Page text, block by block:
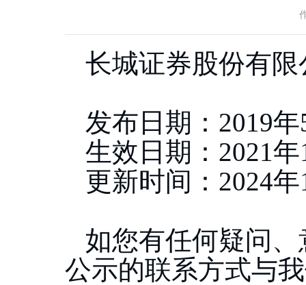
长城证券股份有
发布日期： 2019
生效日期： 2021
更新时间： 2024
如您有任何疑问
公示的联系方式与